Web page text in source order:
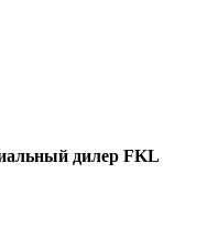
дилер FKL